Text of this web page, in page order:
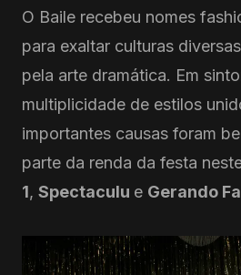
O Baile recebeu nomes
para exaltar culturas
pela arte dramática. Em
multiplicidade de estilos
importantes causas foram
parte da renda da festa
1, Spectaculu e Gerando